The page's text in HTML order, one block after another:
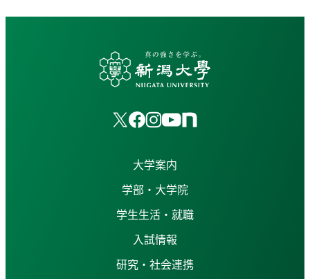
大学案内
学部・大学院
学生生活・就職
入試情報
研究・社会連携